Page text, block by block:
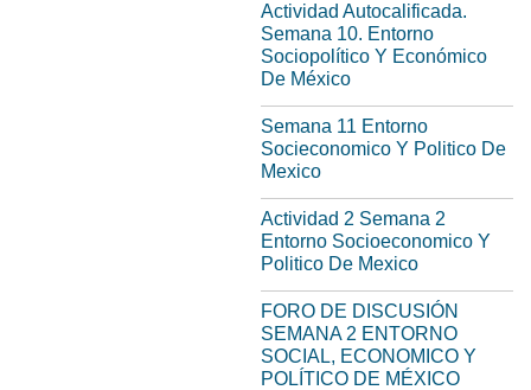
Actividad Autocalificada.
Semana 10. Entorno
Sociopolítico Y Económico
De México
Semana 11 Entorno
Socieconomico Y Politico De
Mexico
Actividad 2 Semana 2
Entorno Socioeconomico Y
Politico De Mexico
FORO DE DISCUSIÓN
SEMANA 2 ENTORNO
SOCIAL, ECONOMICO Y
POLÍTICO DE MÉXICO